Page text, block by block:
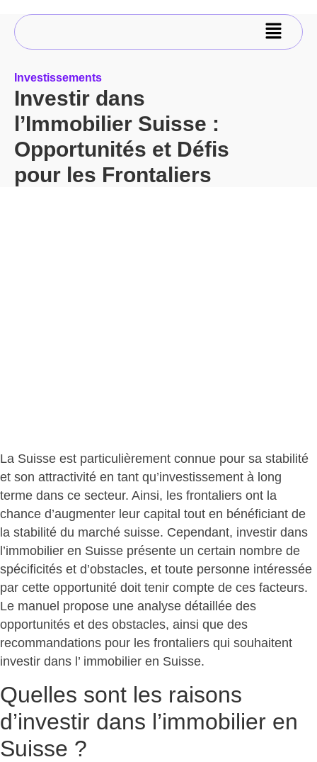
Investissements
Investir dans
l’Immobilier Suisse :
Opportunités et Défis
pour les Frontaliers
La Suisse est particulièrement connue pour sa stabilité
et son attractivité en tant qu’investissement à long
terme dans ce secteur. Ainsi, les frontaliers ont la
chance d’augmenter leur capital tout en bénéficiant de
la stabilité du marché suisse. Cependant, investir dans
l’immobilier en Suisse présente un certain nombre de
spécificités et d’obstacles, et toute personne intéressée
par cette opportunité doit tenir compte de ces facteurs.
Le manuel propose une analyse détaillée des
opportunités et des obstacles, ainsi que des
recommandations pour les frontaliers qui souhaitent
investir dans l’ immobilier en Suisse.
Quelles sont les raisons
d’investir dans l’immobilier en
Suisse ?